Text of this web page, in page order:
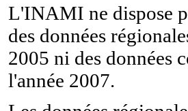
L'INAMI ne dispose
des données
2005 ni des données
l'année 2007.